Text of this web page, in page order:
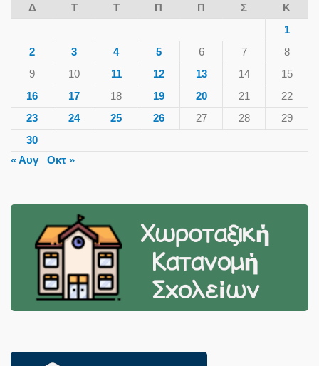
Δ
Τ Τ Π Π Σ
Κ
1
2
3 4 5 6 7
8
9
10 11 12 13 14
15
16
17 18 19 20 21
22
23
24 25 26 27 28
29
30
« Αυγ
Οκτ »